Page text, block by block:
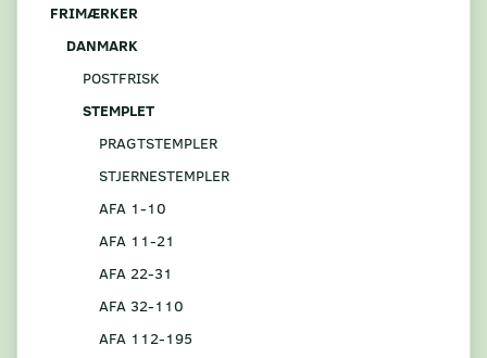
FRIMÆRKER
DANMARK
POSTFRISK
STEMPLET
PRAGTSTEMPLER
STJERNESTEMPLER
AFA 1-10
AFA 11-21
AFA 22-31
AFA 32-110
AFA 112-195